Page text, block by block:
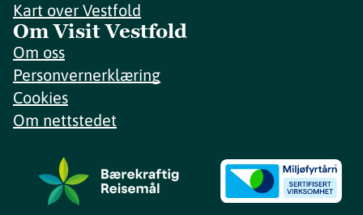
Kart over Vestfold
Om Visit Vestfold
Om oss
Personvernerklæring
Cookies
Om nettstedet